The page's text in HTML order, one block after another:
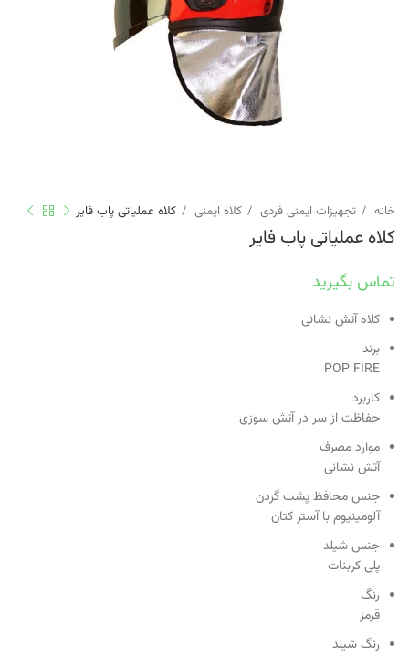
خانه تجهیزات ایمنی فردی کلاه ایمنی کلاه عملیاتی پاب فایر
کلاه عملیاتی پاب فایر
تماس بگیرید
کلاه آتش نشانی
برند
POP FIRE
کاربرد
حفاظت از سر در آتش سوزی
موارد مصرف
آتش نشانی
جنس محافظ پشت گردن
آلومینیوم با آستر کتان
جنس شیلد
پلی کربنات
رنگ
قرمز
رنگ شیلد